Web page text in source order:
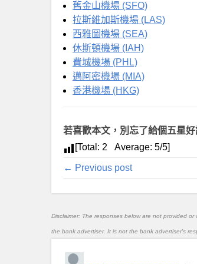
舊金山機場 (SFO)
拉斯維加斯機場 (LAS)
西雅圖機場 (SEA)
休斯頓機場 (IAH)
費城機場 (PHL)
邁阿密機場 (MIA)
香港機場 (HKG)
若喜歡本文，別忘了給個五星好
[Total: 2 Average: 5/5]
← Previous post
Disclaimer: The responses below are not provided
the bank advertiser. It is not the bank advertiser's